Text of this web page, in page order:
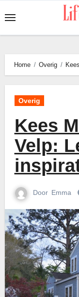
naar
de
Home Overig
Overig
Kees
Velp:
Door Emma